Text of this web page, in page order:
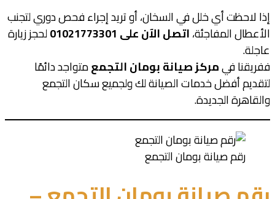
إذا لاحظت أي خلل في السخان، أو تريد إجراء فحص دوري لتجنب
الأعطال المفاجئة،اتصل الآن على 01021773301
لحجز زيارة
عاجلة.
ففريقنا فيمركز صيانة بومان التجمعمتواجد دائمًا
لتقديم أفضل خدمات الصيانة لك ولجميع سكان التجمع
والقاهرة الجديدة.
رقم صيانة بومان التجمع